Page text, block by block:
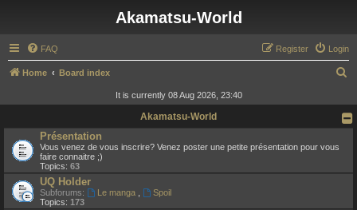
Akamatsu-World
FAQ Login
Register
Home Board index
r
It is currently 08 Aug 2026, 23:40
Akamatsu-World
Présentation
Vous venez de vous inscrire? Venez poster une petite présentation pour vous
faire connaitre ;)
Topics: 63
UQ Holder
Subforums: Le manga
Spoil
Topics: 173